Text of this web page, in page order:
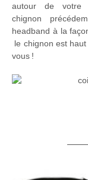
autour de
chignon
headband à la
le chignon est
vous !